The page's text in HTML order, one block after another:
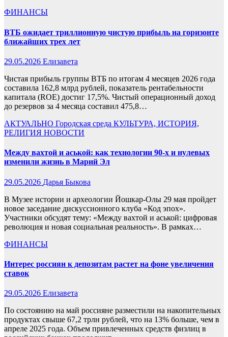
ФИНАНСЫ
ВТБ ожидает триллионную чистую прибыль на горизонте
ближайших трех лет
29.05.2026 Елизавета
Чистая прибыль группы ВТБ по итогам 4 месяцев 2026 года
составила 162,8 млрд рублей, показатель рентабельности
капитала (ROE) достиг 17,5%. Чистый операционный доход
до резервов за 4 месяца составил 475,8…
АКТУАЛЬНО Городская среда КУЛЬТУРА, ИСТОРИЯ,
РЕЛИГИЯ НОВОСТИ
Между вахтой и аськой: как технологии 90-х и нулевых
изменили жизнь в Марий Эл
29.05.2026 Дарья Быкова
В Музее истории и археологии Йошкар-Олы 29 мая пройдет
новое заседание дискуссионного клуба «Код эпох».
Участники обсудят тему: «Между вахтой и аськой: цифровая
революция и новая социальная реальность». В рамках…
ФИНАНСЫ
Интерес россиян к депозитам растет на фоне увеличения
ставок
29.05.2026 Елизавета
По состоянию на май россияне разместили на накопительных
продуктах свыше 67,2 трлн рублей, что на 13% больше, чем в
апреле 2025 года. Объем привлеченных средств физлиц в